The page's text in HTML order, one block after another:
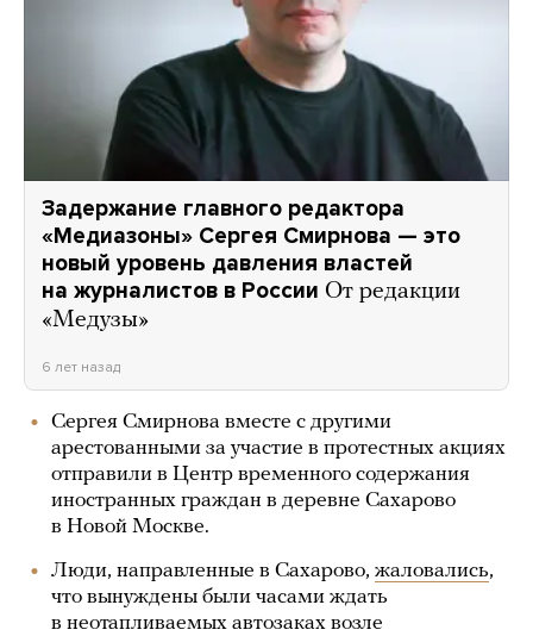
Задержание главного редактора
«Медиазоны» Сергея Смирнова — это
новый уровень давления властей
на журналистов в России От редакции
«Медузы»
6 лет назад
Сергея Смирнова вместе с другими
арестованными за участие в протестных акциях
отправили в Центр временного содержания
иностранных граждан в деревне Сахарово
в Новой Москве.
Люди, направленные в Сахарово, жаловались,
что вынуждены были часами ждать
в неотапливаемых автозаках возле